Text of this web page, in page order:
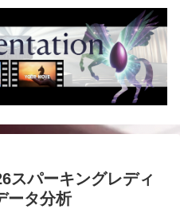
スパーキングレディ
ータ分析